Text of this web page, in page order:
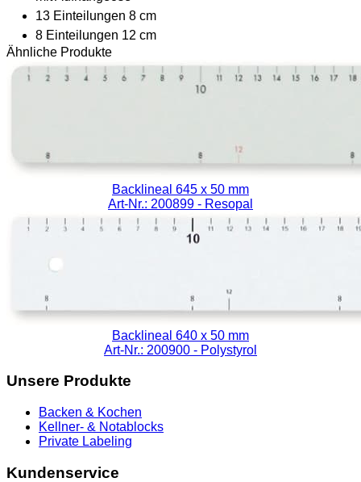
13 Einteilungen 8 cm
8 Einteilungen 12 cm
Ähnliche Produkte
Backlineal 645 x 50 mm
Art-Nr.: 200899 - Resopal
Backlineal 640 x 50 mm
Art-Nr.: 200900 - Polystyrol
Unsere Produkte
Backen & Kochen
Kellner- & Notablocks
Private Labeling
Kundenservice